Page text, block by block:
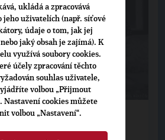
a Lisová lídry
ukládá a zpracovává
jeho uživatelích (např. síťové
údaje o tom, jak jej
jaký obsah je zajímá). K
využívá soubory cookies.
účely zpracování těchto
souhlas uživatele,
volbou „Přijmout
Nastavení cookies můžete
volbou „Nastavení“.